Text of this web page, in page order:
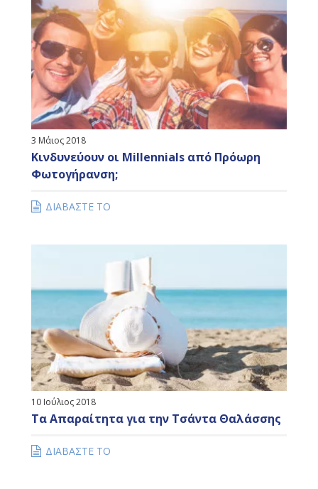
3 Μάιος 2018
Κινδυνεύουν οι Millennials από Πρόωρη
Φωτογήρανση;
ΔΙΑΒΑΣΤΕ ΤΟ
10 Ιούλιος 2018
Τα Απαραίτητα για την Τσάντα Θαλάσσης
ΔΙΑΒΑΣΤΕ ΤΟ